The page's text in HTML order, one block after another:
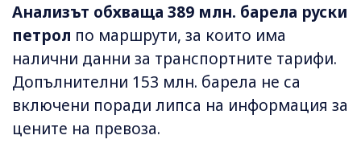
Анализът обхваща 389 млн. барела руски
петрол по маршрути, за които има
налични данни за транспортните тарифи.
Допълнителни 153 млн. барела не са
включени поради липса на информация за
цените на превоза.